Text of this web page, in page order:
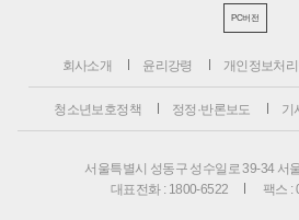
PC버전
회사소개 윤리강령 개인정보처
청소년보호정책 정정·반론보도 기
서울특별시 성동구 성수일로 39-34 서
대표전화 : 1800-6522
팩스 :